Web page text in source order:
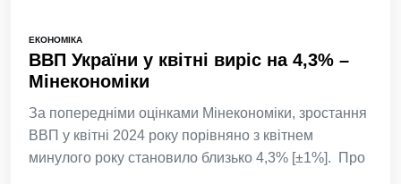
ЕКОНОМІКА
ВВП України у квітні виріс на 4,3% –
Мінекономіки
За попередніми оцінками Мінекономіки, зростання
ВВП у квітні 2024 року порівняно з квітнем
минулого року становило близько 4,3% [±1%]. Про